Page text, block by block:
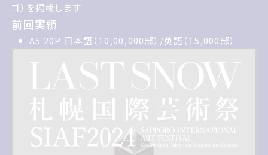
社名ロゴを掲載します
ゴ）を掲載します
前回実績
前回実績
A5 20P 日本語10,00,000部/英語15,000部
A5 20P 日本語（10,00,000部）/英語（15,000部）